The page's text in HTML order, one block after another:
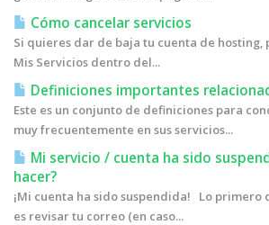
Cómo cancelar servicios
Si quieres dar de baja tu cuenta de hosting,
Mis Servicios dentro del...
Definiciones importantes
Este es un conjunto de definiciones para
muy frecuentemente en sus servicios...
Mi servicio / cuenta ha sido
hacer?
¡Mi cuenta ha sido suspendida! Lo primero
es revisar tu correo (en caso...